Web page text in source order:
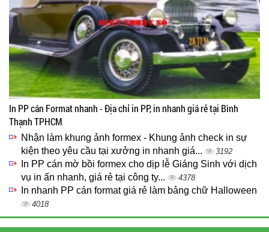
In PP cán Format nhanh - Địa chỉ in PP, in nhanh giá rẻ tại Bình
Thạnh TPHCM
Nhận làm khung ảnh formex - Khung ảnh check in sự
kiện theo yêu cầu tại xưởng in nhanh giá...
3192
In PP cán mờ bồi formex cho dịp lễ Giáng Sinh với dịch
vụ in ấn nhanh, giá rẻ tại công ty...
4378
In nhanh PP cán format giá rẻ làm bảng chữ Halloween
4018